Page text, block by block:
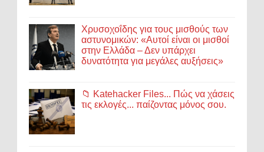
Χρυσοχοΐδης για τους μισθούς των
αστυνομικών: «Αυτοί είναι οι μισθοί
στην Ελλάδα – Δεν υπάρχει
δυνατότητα για μεγάλες αυξήσεις»
📁 Katehacker Files... Πώς να χάσεις
τις εκλογές... παίζοντας μόνος σου.